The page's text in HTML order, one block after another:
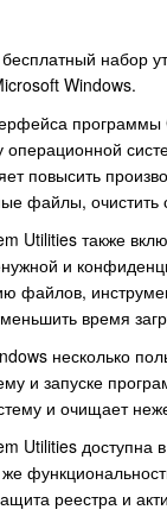
набор
Windows.
программы
операционной
повысить
файлы, очистить
Utilities также
и
файлов,
время
несколько
и запуске
и очищает
Utilities доступна
реестра и